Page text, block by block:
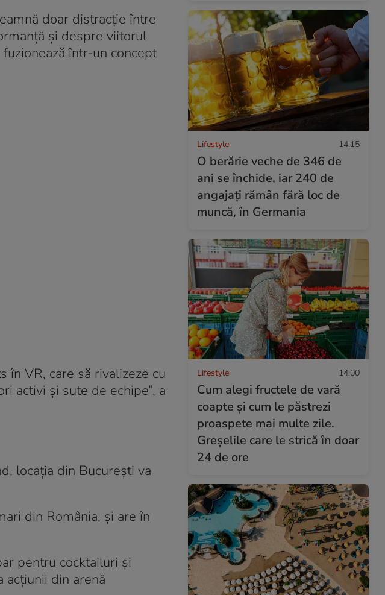
doar distracție între
și despre viitorul
într-un concept
în VR, care să rivalizeze cu
activi și sute de echipe”, a
locația din București va
din România, și are în
pentru cocktailuri și
acțiunii din arenă
Lifestyle 14:15
O berărie veche de 346 de
ani se închide, iar 240 de
angajați rămân fără loc de
muncă, în Germania
Lifestyle 14:00
Cum alegi fructele de vară
coapte și cum le păstrezi
proaspete mai multe zile.
Greșelile care le strică în doar
24 de ore